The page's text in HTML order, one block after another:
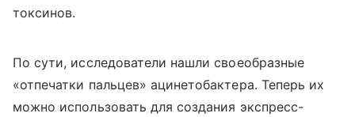
токсинов.
По сути, исследователи нашли своеобразные
«отпечатки пальцев» ацинетобактера. Теперь их
можно использовать для создания экспресс-